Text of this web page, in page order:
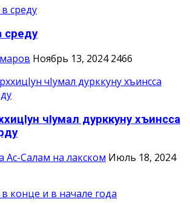
среду
Ноябрь 13, 2024 2466
чIумал дурккуну хъинсса
Ас-Салам на лакском Июль 18, 2024